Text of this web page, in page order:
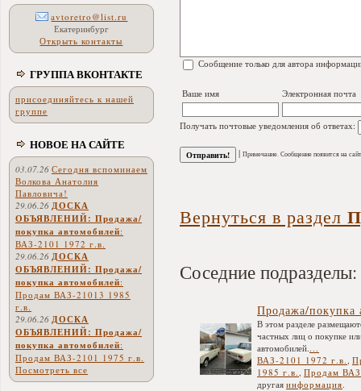
avtoretro@list.ru
Екатеринбург
Открыть контакты
ГРУППА ВКОНТАКТЕ
присоединяйтесь к нашей
группе
НОВОЕ НА САЙТЕ
03.07.26 Сегодня вспоминаем
Волкова Анатолия
Павловича!
29.06.26 ДОСКА
ОБЪЯВЛЕНИЙ: Продажа/
покупка автомобилей:
ВАЗ-2101 1972 г.в.
29.06.26 ДОСКА
ОБЪЯВЛЕНИЙ: Продажа/
покупка автомобилей:
Продам ВАЗ-21013 1985
г.в.
29.06.26 ДОСКА
ОБЪЯВЛЕНИЙ: Продажа/
покупка автомобилей:
Продам ВАЗ-2101 1975 г.в.
Посмотреть все
Сообщение только для автора
Ваше имя Электронная почта
Получать почтовые уведомления об ответах:
| Примечание. Сообщение появится на
Вернуться в раздел
Соседние подразделы:
Продажа/покупка
В этом разделе
частных лиц о покупке
автомобилей. ...
ВАЗ-2101 1972 г.в.
1985 г.в. Продам
другая информация